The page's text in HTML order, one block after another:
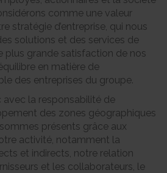
comme une valeur
stratégie d’entreprise, qui nous
solutions et des services de
plus grande satisfaction de nos
en matière de
des entreprises du groupe.
la responsabilité de
des zones géographiques
présents grâce aux
activité, notamment la
et indirects, notre relation
et les collaborateurs, le